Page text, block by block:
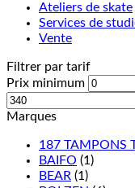
Ateliers de skate
Services de
Vente
Filtrer par tarif
Prix minimum
Marques
187 TAMPONS
BAIFO (1)
BEAR (1)